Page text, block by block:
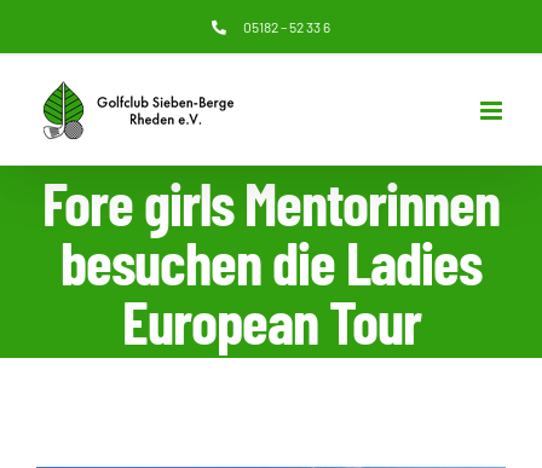
Inhalt
springen
05182 – 52 33 6
Fore girls Mentorinnen
besuchen die Ladies
European Tour